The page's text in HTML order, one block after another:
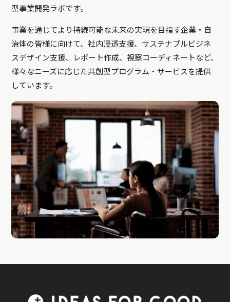
型事業開発ラボです。
事業を通じてより持続可能な未来の実現を目指す企業・自
治体の皆様に向けて、社内浸透支援、サステナブルビジネ
スデザイン支援、レポート作成、視察コーディネートなど、
様々なニーズに応じた共創型プログラム・サービスを提供
しています。